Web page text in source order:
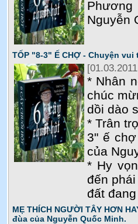
Nguyễn
TỐP "8-3" Ế CHỢ - Chuyện
* Nhân
chúc
dồi dào
* Trân
3" ế
của
* Hy
đến
đất
MẸ THÍCH NGƯỜI TÂY HƠN
đùa của Nguyễn Quốc Minh.